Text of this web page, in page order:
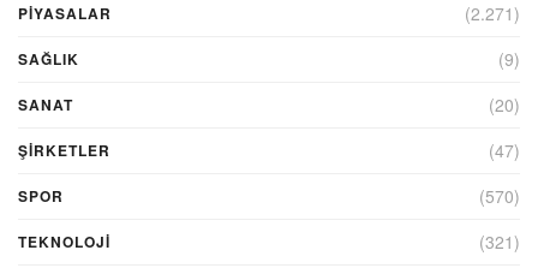
PİYASALAR (2.271)
SAĞLIK (9)
SANAT (20)
ŞIRKETLER (47)
SPOR (570)
TEKNOLOJİ (321)